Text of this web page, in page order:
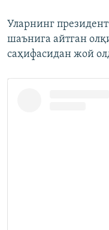
Уларнинг
шаънига айтган
саҳифасидан жой